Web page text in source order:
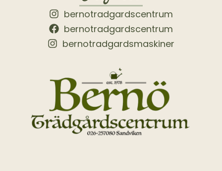
bernotradgardscentrum
bernotradgardscentrum
bernotradgardsmaskiner